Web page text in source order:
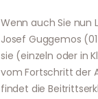
Wenn auch Sie nun
Josef Guggemos
sie (einzeln oder in
vom Fortschritt der
findet die